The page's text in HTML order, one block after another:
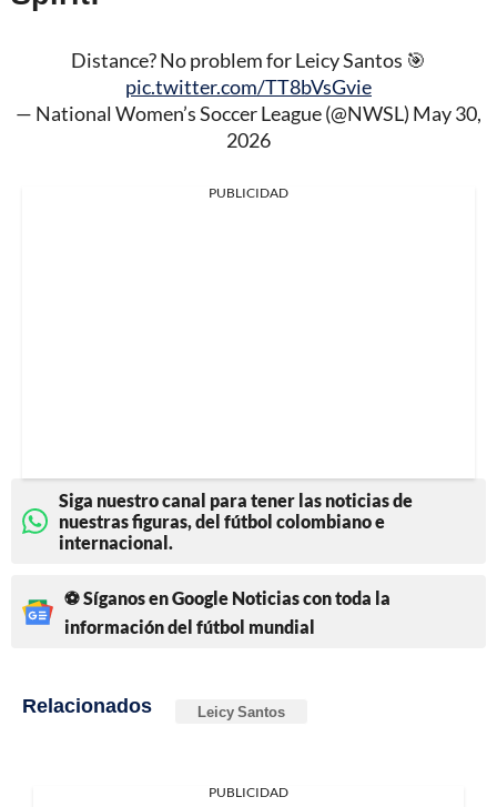
Distance? No problem for Leicy Santos 🎯
pic.twitter.com/TT8bVsGvie
— National Women’s Soccer League (@NWSL) May 30,
2026
PUBLICIDAD
Siga nuestro canal para tener las noticias de
nuestras figuras, del fútbol colombiano e
internacional.
⚽ Síganos en Google Noticias con toda la
información del fútbol mundial
Relacionados Leicy Santos
PUBLICIDAD